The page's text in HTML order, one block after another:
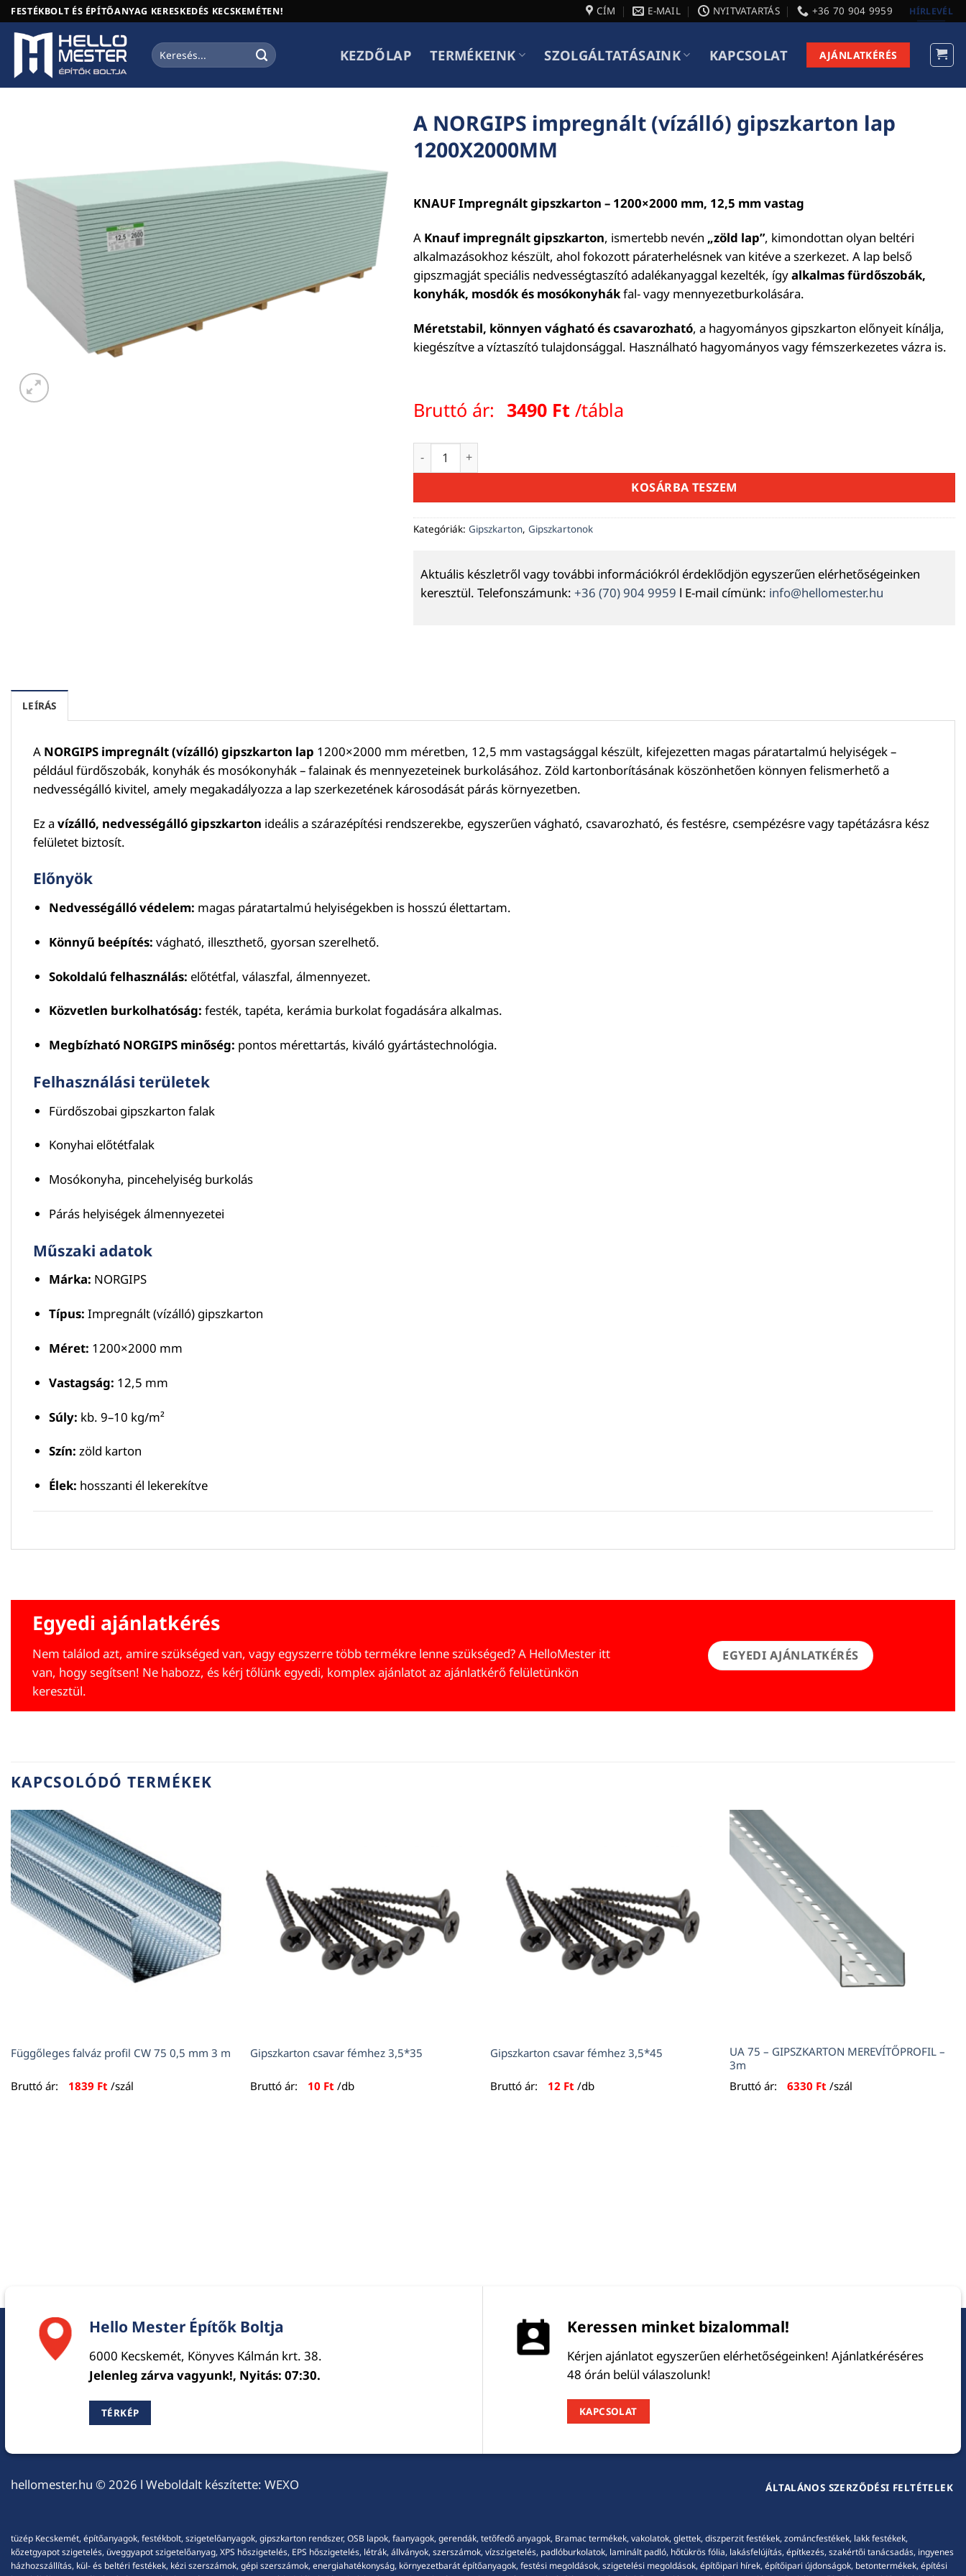
Skip
to
content
FESTÉKBOLT ÉS ÉPÍTŐANYAG KERESKEDÉS KECSKEMÉTEN! CÍM E-MAIL NYITVATARTÁS +36 70 904 9959 HÍRLEVÉL
Keresés
a
KEZDŐLAP TERMÉKEINK SZOLGÁLTATÁSAINK KAPCSOLAT AJÁNLATKÉRÉS
A NORGIPS impregnált (vízálló) gipszkarton lap
1200X2000MM
KNAUF Impregnált gipszkarton – 1200×2000 mm, 12,5 mm vastag
A Knauf impregnált gipszkarton, ismertebb nevén „zöld lap”, kimondottan olyan beltéri
alkalmazásokhoz készült, ahol fokozott páraterhelésnek van kitéve a szerkezet. A lap belső
gipszmagját speciális nedvességtaszító adalékanyaggal kezelték, ígyalkalmas fürdőszobák,
konyhák, mosdók és mosókonyhákfal- vagy mennyezetburkolására.
Méretstabil, könnyen vágható és csavarozható, a hagyományos gipszkarton előnyeit kínálja,
kiegészítve a víztaszító tulajdonsággal. Használható hagyományos vagy fémszerkezetes vázra is.
Bruttó ár: 3490 Ft /tábla
A NORGIPS impregnált (vízálló) gipszkarton lap 1200X2000MM mennyiség
KOSÁRBA TESZEM
Kategóriák: Gipszkarton, Gipszkartonok
Aktuális készletről vagy további információkról érdeklődjön egyszerűen elérhetőségeinken
keresztül. Telefonszámunk: +36 (70) 904 9959 l E-mail címünk: info@hellomester.hu
LEÍRÁS
A NORGIPS impregnált (vízálló) gipszkarton lap 1200×2000 mm méretben, 12,5 mm vastagsággal készült, kifejezetten magas páratartalmú helyiségek –
például fürdőszobák, konyhák és mosókonyhák – falainak és mennyezeteinek burkolásához. Zöld kartonborításának köszönhetően könnyen felismerhető a
nedvességálló kivitel, amely megakadályozza a lap szerkezetének károsodását párás környezetben.
Ez a vízálló, nedvességálló gipszkarton ideális a szárazépítési rendszerekbe, egyszerűen vágható, csavarozható, és festésre, csempézésre vagy tapétázásra kész
felületet biztosít.
Előnyök
Nedvességálló védelem: magas páratartalmú helyiségekben is hosszú élettartam.
Könnyű beépítés: vágható, illeszthető, gyorsan szerelhető.
Sokoldalú felhasználás: előtétfal, válaszfal, álmennyezet.
Közvetlen burkolhatóság: festék, tapéta, kerámia burkolat fogadására alkalmas.
Megbízható NORGIPS minőség: pontos mérettartás, kiváló gyártástechnológia.
Felhasználási területek
Fürdőszobai gipszkarton falak
Konyhai előtétfalak
Mosókonyha, pincehelyiség burkolás
Párás helyiségek álmennyezetei
Műszaki adatok
Márka: NORGIPS
Típus: Impregnált (vízálló) gipszkarton
Méret: 1200×2000 mm
Vastagság: 12,5 mm
Súly: kb. 9–10 kg/m²
Szín: zöld karton
Élek: hosszanti él lekerekítve
Egyedi ajánlatkérés
Nem találod azt, amire szükséged van, vagy egyszerre több termékre lenne szükséged? A HelloMester itt
van, hogy segítsen! Ne habozz, és kérj tőlünk egyedi, komplex ajánlatot az ajánlatkérő felületünkön
keresztül.
EGYEDI AJÁNLATKÉRÉS
KAPCSOLÓDÓ TERMÉKEK
Függőleges falváz profil CW 75 0,5 mm 3 m
Bruttó ár: 1839 Ft /szál
Gipszkarton csavar fémhez 3,5*35
Bruttó ár: 10 Ft /db
Gipszkarton csavar fémhez 3,5*45
Bruttó ár: 12 Ft /db
UA 75 – GIPSZKARTON MEREVÍTŐPROFIL –
3m
Bruttó ár:
6330 Ft /szál
Hello Mester Építők Boltja
6000 Kecskemét, Könyves Kálmán krt. 38.
Jelenleg zárva vagyunk!, Nyitás: 07:30.
TÉRKÉP
Keressen minket bizalommal!
Kérjen ajánlatot egyszerűen elérhetőségeinken! Ajánlatkéréséres
48 órán belül válaszolunk!
KAPCSOLAT
hellomester.hu © 2026 l Weboldalt készítette: WEXO ÁLTALÁNOS SZERZŐDÉSI FELTÉTELEK
tüzép Kecskemét, építőanyagok, festékbolt, szigetelőanyagok, gipszkarton rendszer, OSB lapok, faanyagok, gerendák, tetőfedő anyagok, Bramac termékek, vakolatok, glettek, diszperzit festékek, zománcfestékek, lakk festékek,
kőzetgyapot szigetelés, üveggyapot szigetelőanyag, XPS hőszigetelés, EPS hőszigetelés, létrák, állványok, szerszámok, vízszigetelés, padlóburkolatok, laminált padló, hőtükrös fólia, lakásfelújítás, építkezés, szakértői tanácsadás, ingyenes
házhozszállítás, kül- és beltéri festékek, kézi szerszámok, gépi szerszámok, energiahatékonyság, környezetbarát építőanyagok, festési megoldások, szigetelési megoldások, építőipari hírek, építőipari újdonságok, betontermékek, építési